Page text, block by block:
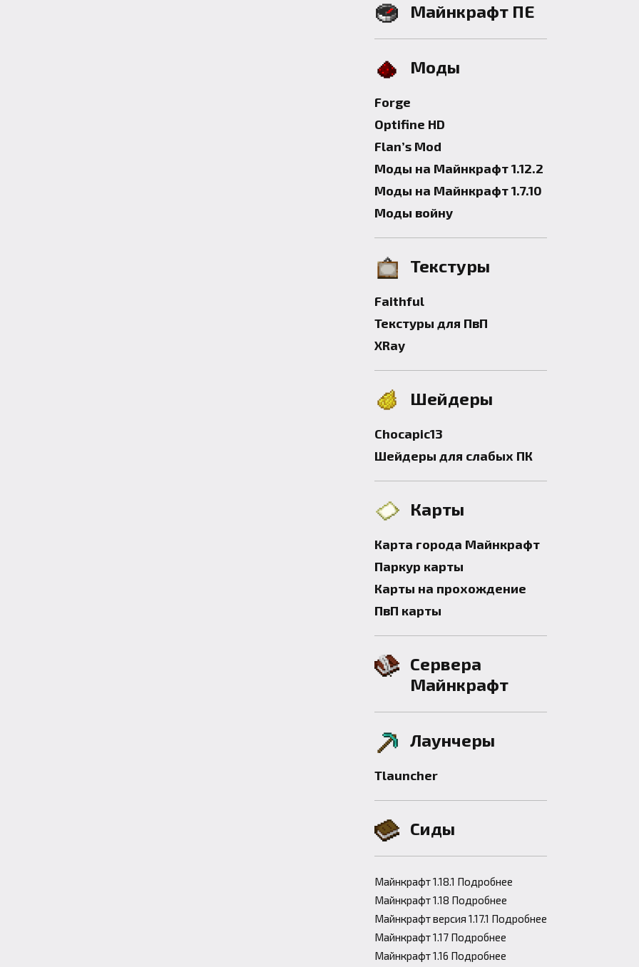
Майнкрафт ПЕ
Моды
Forge
Optifine HD
Flan’s Mod
Моды на Майнкрафт 1.12.2
Моды на Майнкрафт 1.7.10
Моды войну
Текстуры
Faithful
Текстуры для ПвП
XRay
Шейдеры
Chocapic13
Шейдеры для слабых ПК
Карты
Карта города Майнкрафт
Паркур карты
Карты на прохождение
ПвП карты
Сервера
Майнкрафт
Лаунчеры
Tlauncher
Сиды
Майнкрафт 1.18.1 Подробнее
Майнкрафт 1.18 Подробнее
Майнкрафт версия 1.17.1 Подробнее
Майнкрафт 1.17 Подробнее
Майнкрафт 1.16 Подробнее